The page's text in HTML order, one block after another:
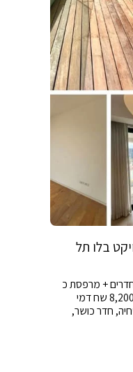
בלו תל
להשכרה דירה בפרויקט בלו תל אביב 3 חדרים + מרפסת כ
70 מר+7 מר מרפסת מחיר מבוקש: 8,200 שח דמי
שחיה, חדר כושר,